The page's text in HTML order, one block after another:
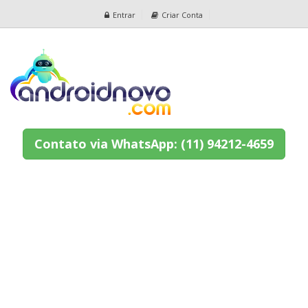
Entrar Criar Conta
Contato via WhatsApp: (11) 94212-4659